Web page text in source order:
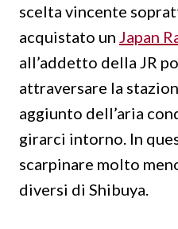
scelta vincente
acquistato un Japan
all’addetto della JR
attraversare la
aggiunto dell’aria
girarci intorno. In
scarpinare molto
diversi di Shibuya.